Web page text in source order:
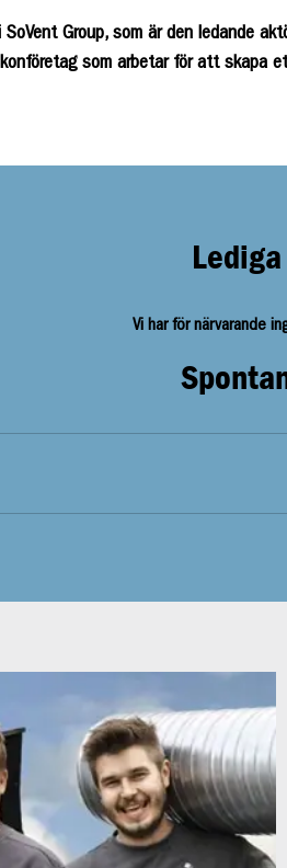
SoVent Group, som är den ledande
som arbetar för att skapa
Vi har för närvarande